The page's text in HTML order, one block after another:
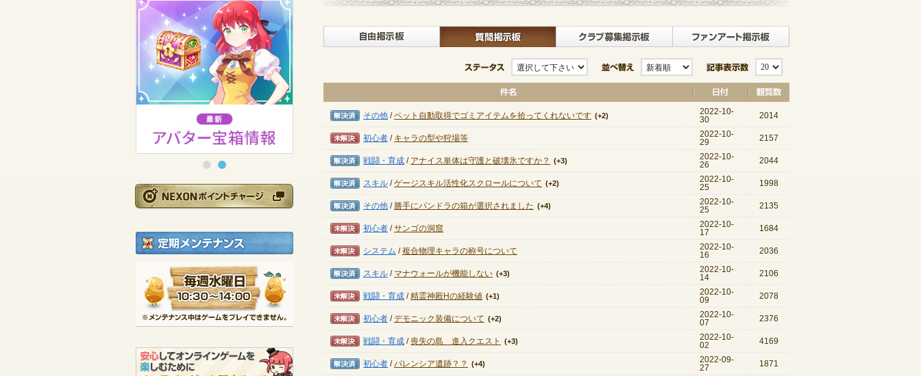
NEXONポイントチャージ
定期メンテナンス
毎週水曜日 10:30～14:00
※メンテナンス中はゲームをプレイできません。
自由掲示板> 質問掲示板 クラブ募集掲示板
ステータス 並び替え 記事表示数
解決済み
その他 /ペット自動取得でゴミアイテムを拾ってくれないです (+2)
2022-10-
30
2014
未解決
初心者 / キャラの型や狩場等
2022-10-
29
2157
解決済み
戦闘・育成 / アナイス単体は守護と破壊氷ですか？ (+3)
2022-10-
26
2044
解決済み
スキル /ゲージスキル活性化スクロールについて (+2)
2022-10-
25
1998
解決済み
その他 / 勝手にパンドラの箱が選択されました (+4)
2022-10-
25
2135
未解決
初心者 /サンゴの洞窟
2022-10-
17
1684
未解決
システム /複合物理キャラの称号について
2022-10-
16
2036
解決済み
スキル / マナウォールが機能しない (+3)
2022-10-
14
2106
未解決
戦闘・育成 /精霊神殿Hの経験値 (+1)
2022-10-
09
2078
未解決
初心者 /デモニック装備について (+2)
2022-10-
07
2376
未解決
戦闘・育成 /喪失の島 進入クエスト (+3)
2022-10-
02
4169
解決済み
初心者 /パレンシア遺跡？？ (+4)
2022-09-
27
1871